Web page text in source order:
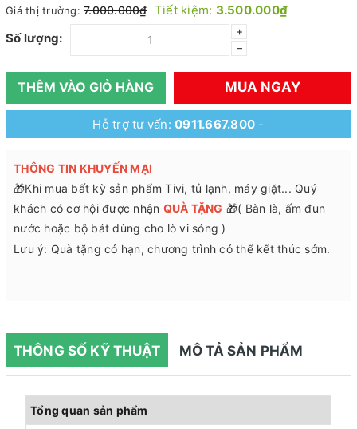
Giá thị trường: 7.000.000₫ Tiết kiệm: 3.500.000₫
Số lượng:
+
–
THÊM VÀO GIỎ HÀNG MUA NGAY
Hỗ trợ tư vấn:0911.667.800 -
THÔNG TIN KHUYẾN MẠI
🎁Khi mua bất kỳ sản phẩm Tivi, tủ lạnh, máy giặt... Quý
khách có cơ hội được nhận QUÀ TẶNG 🎁( Bàn là, ấm đun
nước hoặc bộ bát dùng cho lò vi sóng )
Lưu ý: Quà tặng có hạn, chương trình có thể kết thúc sớm.
THÔNG SỐ KỸ THUẬT MÔ TẢ SẢN PHẨM
Tổng quan sản phẩm